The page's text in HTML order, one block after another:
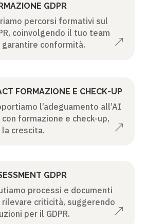
GDPR
percorsi formativi sul
coinvolgendo il tuo team
garantire conformità.
&
FORMAZIONE E CHECK-UP
l’adeguamento all’AI
formazione e check-up,
la crescita.
&
GDPR
processi e documenti
rilevare criticità, suggerendo
per il GDPR.
&